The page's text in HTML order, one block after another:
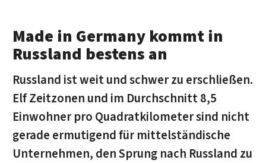
Made in Germany kommt in
Russland bestens an
Russland ist weit und schwer zu erschließen.
Elf Zeitzonen und im Durchschnitt 8,5
Einwohner pro Quadratkilometer sind nicht
gerade ermutigend für mittelständische
Unternehmen, den Sprung nach Russland zu